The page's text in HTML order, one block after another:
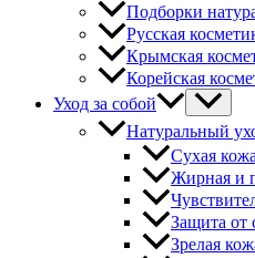
Подборки
Русская
Крымская
Корейская
Уход за собой
Натуральный
Сухая кожа
Жирная и
Защита от
Зрелая